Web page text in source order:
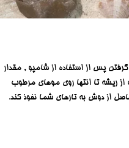
پس از استفاده از شامپو , مقدار
ریشه تا انتها روی موهای مرطوب
حاصل از دوش به تارهای شما نفوذ کند.